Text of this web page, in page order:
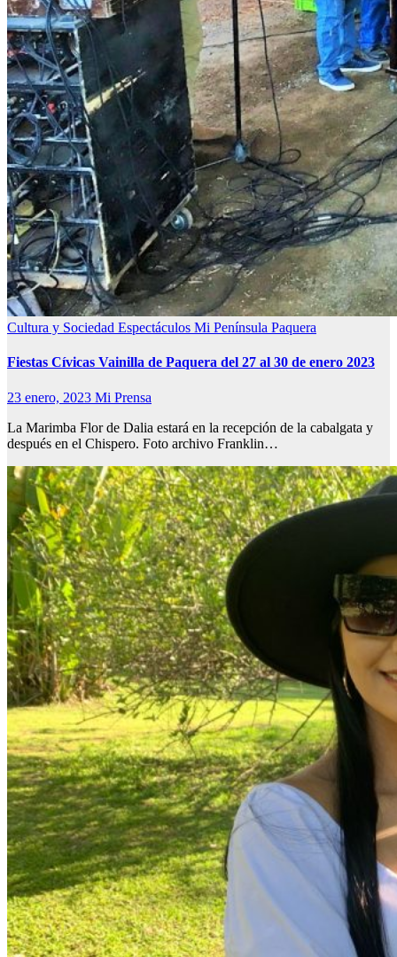
Cultura y Sociedad Espectáculos Mi Península Paquera
Fiestas Cívicas Vainilla de Paquera del 27 al 30 de enero 2023
23 enero, 2023 Mi Prensa
La Marimba Flor de Dalia estará en la recepción de la cabalgata y
después en el Chispero. Foto archivo Franklin…